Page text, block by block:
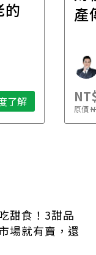
的
了解
產
原價
甜食！3甜品
場就有賣，還